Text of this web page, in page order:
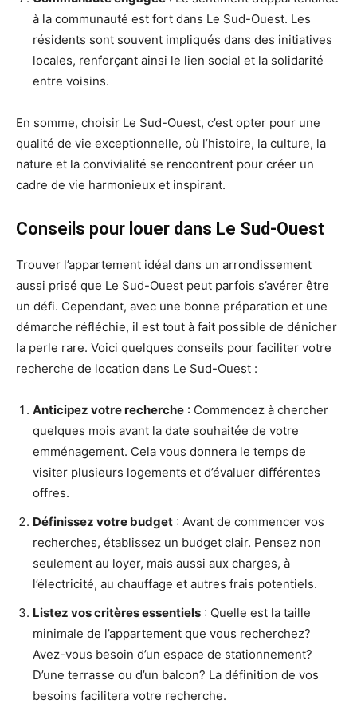
à la communauté est fort dans Le Sud-Ouest. Les
résidents sont souvent impliqués dans des initiatives
locales, renforçant ainsi le lien social et la solidarité
entre voisins.
En somme, choisir Le Sud-Ouest, c’est opter pour une
qualité de vie exceptionnelle, où l’histoire, la culture, la
nature et la convivialité se rencontrent pour créer un
cadre de vie harmonieux et inspirant.
Conseils pour louer dans Le Sud-Ouest
Trouver l’appartement idéal dans un arrondissement
aussi prisé que Le Sud-Ouest peut parfois s’avérer être
un défi. Cependant, avec une bonne préparation et une
démarche réfléchie, il est tout à fait possible de dénicher
la perle rare. Voici quelques conseils pour faciliter votre
recherche de location dans Le Sud-Ouest :
Anticipez votre recherche : Commencez à chercher
quelques mois avant la date souhaitée de votre
emménagement. Cela vous donnera le temps de
visiter plusieurs logements et d’évaluer différentes
offres.
Définissez votre budget : Avant de commencer vos
recherches, établissez un budget clair. Pensez non
seulement au loyer, mais aussi aux charges, à
l’électricité, au chauffage et autres frais potentiels.
Listez vos critères essentiels : Quelle est la taille
minimale de l’appartement que vous recherchez?
Avez-vous besoin d’un espace de stationnement?
D’une terrasse ou d’un balcon? La définition de vos
besoins facilitera votre recherche.